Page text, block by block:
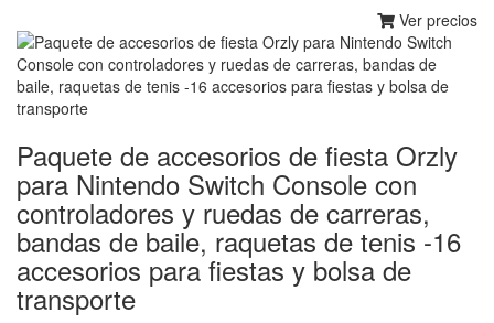
Ver precios
Paquete de accesorios de fiesta Orzly
para Nintendo Switch Console con
controladores y ruedas de carreras,
bandas de baile, raquetas de tenis -16
accesorios para fiestas y bolsa de
transporte